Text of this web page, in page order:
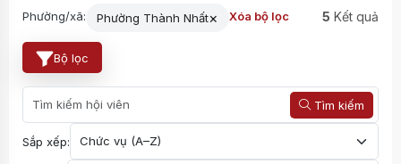
Phường/xã: Phường Thành Nhất× Xóa bộ lọc 5 Kết quả
Bộ lọc
Tìm kiếm
Sắp xếp: